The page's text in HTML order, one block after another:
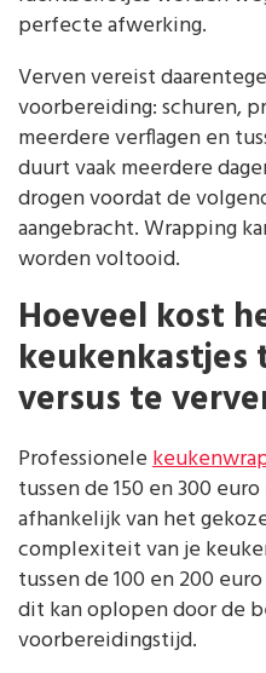
perfecte afwerking.
Verven vereist
voorbereiding: schuren,
meerdere verflagen en
duurt vaak meerdere
drogen voordat de
aangebracht. Wrapping
worden voltooid.
Hoeveel kost
keukenkastjes
versus te
Professionele
tussen de 150 en 300
afhankelijk van het
complexiteit van je
tussen de 100 en 200
dit kan oplopen door de
voorbereidingstijd.